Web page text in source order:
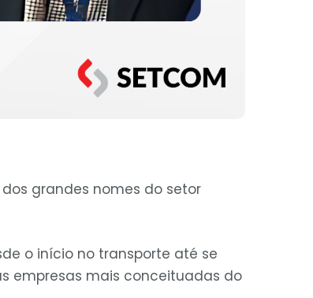
grandes nomes do setor
o início no transporte até se
empresas mais conceituadas do